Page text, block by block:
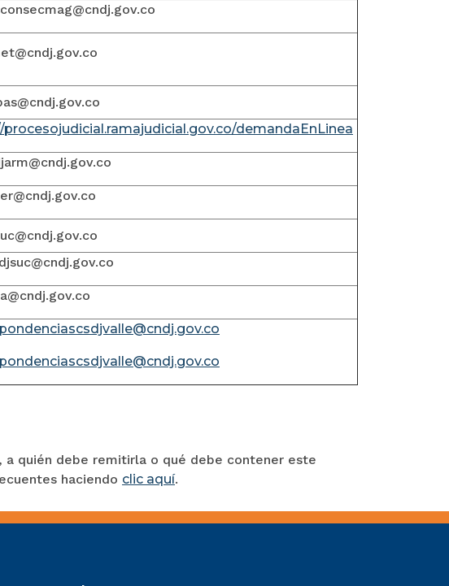
demandaEnLinea
quién debe remitirla o qué debe contener este
haciendo clic aquí.